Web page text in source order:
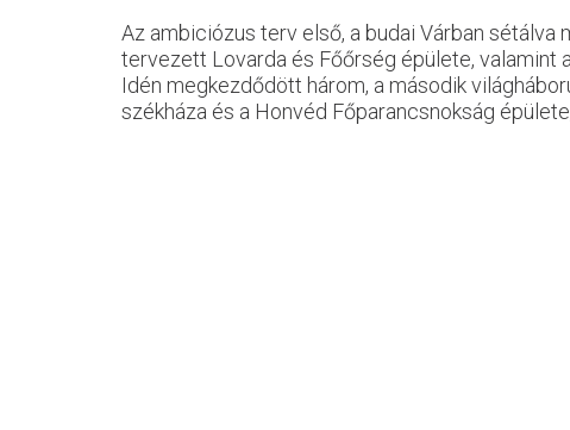
Az ambiciózus terv első, a budai Várban sétálva
tervezett Lovarda és Főőrség épülete, valamint
Idén megkezdődött három, a második
székháza és a Honvéd Főparancsnokság